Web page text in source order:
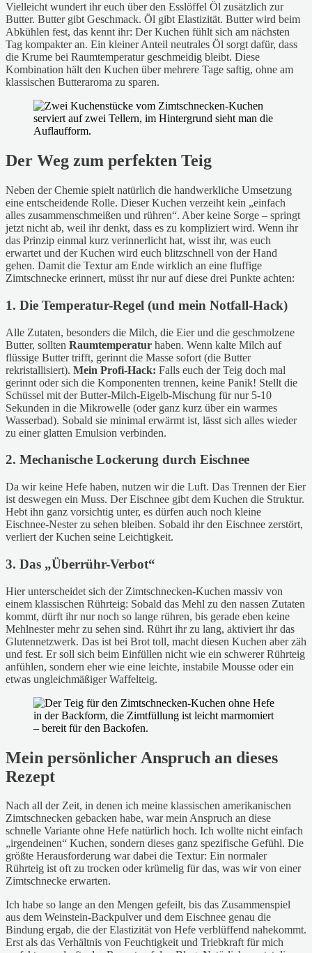
Vielleicht wundert ihr euch über den Esslöffel Öl zusätzlich zur
Butter. Butter gibt Geschmack. Öl gibt Elastizität. Butter wird beim
Abkühlen fest, das kennt ihr: Der Kuchen fühlt sich am nächsten
Tag kompakter an. Ein kleiner Anteil neutrales Öl sorgt dafür, dass
die Krume bei Raumtemperatur geschmeidig bleibt. Diese
Kombination hält den Kuchen über mehrere Tage saftig, ohne am
klassischen Butteraroma zu sparen.
Der Weg zum perfekten Teig
Neben der Chemie spielt natürlich die handwerkliche Umsetzung
eine entscheidende Rolle. Dieser Kuchen verzeiht kein „einfach
alles zusammenschmeißen und rühren“. Aber keine Sorge – springt
jetzt nicht ab, weil ihr denkt, dass es zu kompliziert wird. Wenn ihr
das Prinzip einmal kurz verinnerlicht hat, wisst ihr, was euch
erwartet und der Kuchen wird euch blitzschnell von der Hand
gehen. Damit die Textur am Ende wirklich an eine fluffige
Zimtschnecke erinnert, müsst ihr nur auf diese drei Punkte achten:
1. Die Temperatur-Regel (und mein Notfall-Hack)
Alle Zutaten, besonders die Milch, die Eier und die geschmolzene
Butter, sollten Raumtemperatur haben. Wenn kalte Milch auf
flüssige Butter trifft, gerinnt die Masse sofort (die Butter
rekristallisiert). Mein Profi-Hack: Falls euch der Teig doch mal
gerinnt oder sich die Komponenten trennen, keine Panik! Stellt die
Schüssel mit der Butter-Milch-Eigelb-Mischung für nur 5-10
Sekunden in die Mikrowelle (oder ganz kurz über ein warmes
Wasserbad). Sobald sie minimal erwärmt ist, lässt sich alles wieder
zu einer glatten Emulsion verbinden.
2. Mechanische Lockerung durch Eischnee
Da wir keine Hefe haben, nutzen wir die Luft. Das Trennen der Eier
ist deswegen ein Muss. Der Eischnee gibt dem Kuchen die Struktur.
Hebt ihn ganz vorsichtig unter, es dürfen auch noch kleine
Eischnee-Nester zu sehen bleiben. Sobald ihr den Eischnee zerstört,
verliert der Kuchen seine Leichtigkeit.
3. Das „Überrühr-Verbot“
Hier unterscheidet sich der Zimtschnecken-Kuchen massiv von
einem klassischen Rührteig: Sobald das Mehl zu den nassen Zutaten
kommt, dürft ihr nur noch so lange rühren, bis gerade eben keine
Mehlnester mehr zu sehen sind. Rührt ihr zu lang, aktiviert ihr das
Glutennetzwerk. Das ist bei Brot toll, macht diesen Kuchen aber zäh
und fest. Er soll sich beim Einfüllen nicht wie ein schwerer Rührteig
anfühlen, sondern eher wie eine leichte, instabile Mousse oder ein
etwas ungleichmäßiger Waffelteig.
Mein persönlicher Anspruch an dieses
Rezept
Nach all der Zeit, in denen ich meine klassischen amerikanischen
Zimtschnecken gebacken habe, war mein Anspruch an diese
schnelle Variante ohne Hefe natürlich hoch. Ich wollte nicht einfach
„irgendeinen“ Kuchen, sondern dieses ganz spezifische Gefühl. Die
größte Herausforderung war dabei die Textur: Ein normaler
Rührteig ist oft zu trocken oder krümelig für das, was wir von einer
Zimtschnecke erwarten.
Ich habe so lange an den Mengen gefeilt, bis das Zusammenspiel
aus dem Weinstein-Backpulver und dem Eischnee genau die
Bindung ergab, die der Elastizität von Hefe verblüffend nahekommt.
Erst als das Verhältnis von Feuchtigkeit und Triebkraft für mich